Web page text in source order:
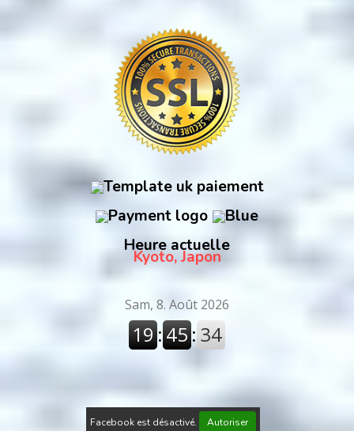
Heure actuelle
Kyoto, Japon
Facebook est désactivé. Autoriser